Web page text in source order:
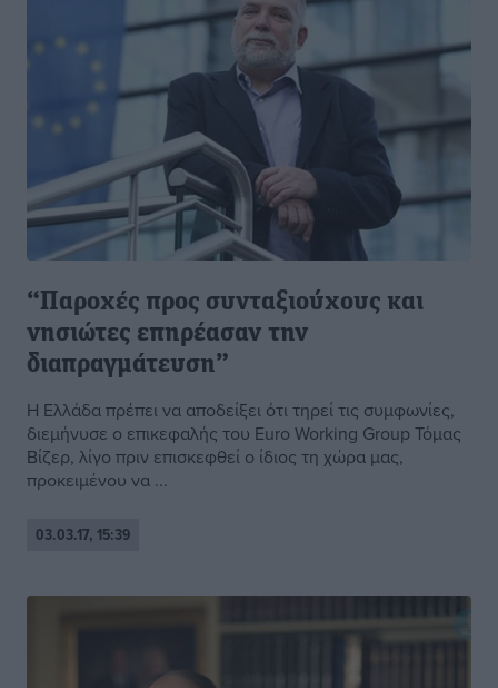
“Παροχές προς συνταξιούχους και
νησιώτες επηρέασαν την
διαπραγμάτευση”
Η Ελλάδα πρέπει να αποδείξει ότι τηρεί τις συμφωνίες,
διεμήνυσε ο επικεφαλής του Euro Working Group Τόμας
Βίζερ, λίγο πριν επισκεφθεί ο ίδιος τη χώρα μας,
προκειμένου να ...
03.03.17, 15:39